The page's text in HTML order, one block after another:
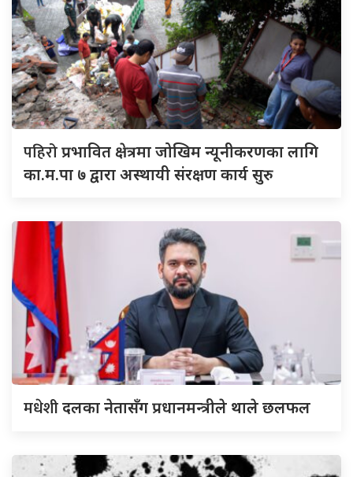
पहिरोप्रभावित क्षेत्रमा जोखिम न्यूनीकरणका लागि
का.म.पा ७ द्वारा अस्थायी संरक्षण कार्य सुरु
मधेशीदलका नेतासँग प्रधानमन्त्रीले थाले छलफल